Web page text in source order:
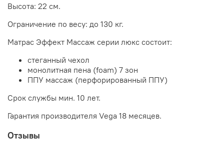
Высота: 22 см.
Ограничение по весу: до 130 кг.
Матрас Эффект Массаж серии люкс состоит:
стеганный чехол
монолитная пена (foam) 7 зон
ППУ массаж (перфорированный ППУ)
Срок службы мин. 10 лет.
Гарантия производителя Vega 18 месяцев.
Отзывы